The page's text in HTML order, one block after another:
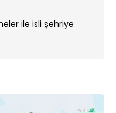
ile isli şehriye